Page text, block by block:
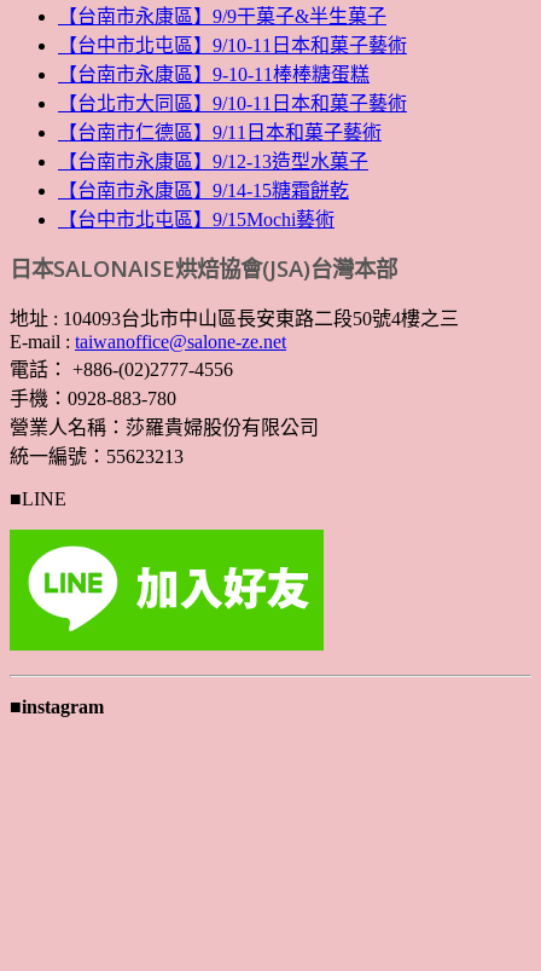
【台南市永康區】9/9干菓子&半生菓子
【台中市北屯區】9/10-11日本和菓子藝術
【台南市永康區】9-10-11棒棒糖蛋糕
【台北市大同區】9/10-11日本和菓子藝術
【台南市仁德區】9/11日本和菓子藝術
【台南市永康區】9/12-13造型水菓子
【台南市永康區】9/14-15糖霜餅乾
【台中市北屯區】9/15Mochi藝術
日本SALONAISE烘焙協會(JSA)台灣本部
地址 : 104093台北市中山區長安東路二段50號4樓之三
E-mail : taiwanoffice@salone-ze.net
電話： +886-(02)2777-4556
手機：0928-883-780
營業人名稱：莎羅貴婦股份有限公司
統一編號：55623213
■LINE
■instagram